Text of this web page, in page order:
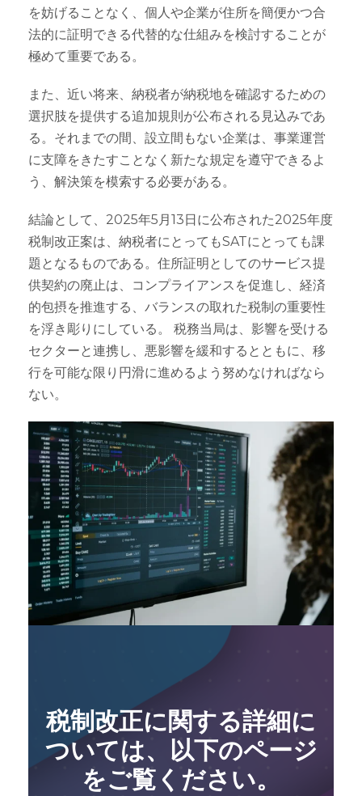
を妨げることなく、個人や企業が住所を簡便かつ合
法的に証明できる代替的な仕組みを検討することが
極めて重要である。
また、近い将来、納税者が納税地を確認するための
選択肢を提供する追加規則が公布される見込みであ
る。それまでの間、設立間もない企業は、事業運営
に支障をきたすことなく新たな規定を遵守できるよ
う、解決策を模索する必要がある。
結論として、2025年5月13日に公布された2025年度
税制改正案は、納税者にとってもSATにとっても課
題となるものである。住所証明としてのサービス提
供契約の廃止は、コンプライアンスを促進し、経済
的包摂を推進する、バランスの取れた税制の重要性
を浮き彫りにしている。 税務当局は、影響を受ける
セクターと連携し、悪影響を緩和するとともに、移
行を可能な限り円滑に進めるよう努めなければなら
ない。
税制改正に関する詳細に
ついては、以下のページ
をご覧ください。